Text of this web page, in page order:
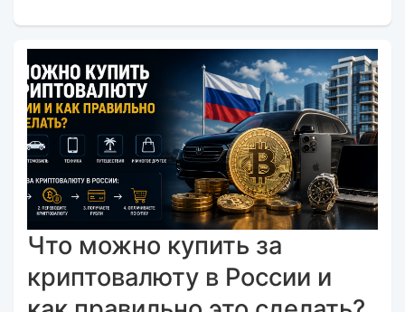
валют и криптовалют CosmoChanger
официально добавлен в листинг
мониторинга обменников
Monik.exchange.Что это значит для вас?
Только плюсы! Мы делаем всё, чтобы каждый
ваш обмен был быстрым, безопасным и
комфортным.Почему это важное событие?
Попадание в список надежных платформ на
Monik.exchange — это знак каче...
Что можно купить за
криптовалюту в России и